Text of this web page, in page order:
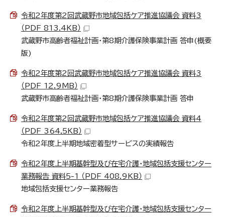
令和2年度第2回武蔵野市地域包括ケア推進協議会 資料3
（PDF 813.4KB）
武蔵野市高齢者福祉計画・第8期介護保険事業計画 答申(概要
版)
令和2年度第2回武蔵野市地域包括ケア推進協議会 資料3
（PDF 12.9MB）
武蔵野市高齢者福祉計画・第8期介護保険事業計画 答申
令和2年度第2回武蔵野市地域包括ケア推進協議会 資料4
（PDF 364.5KB）
令和2年度上半期地域密着型サービスの実績報告
令和2年度上半期基幹型及び在宅介護・地域包括支援センター
業務報告 資料5-1 （PDF 408.9KB）
地域包括支援センター業務報告
令和2年度上半期基幹型及び在宅介護・地域包括支援センター